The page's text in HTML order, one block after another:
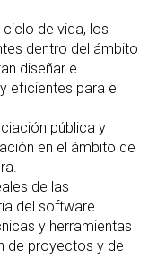
de vida, los
dentro del ámbito
diseñar e
eficientes para el
pública y
en el ámbito de
de las
del software
y herramientas
de proyectos y de